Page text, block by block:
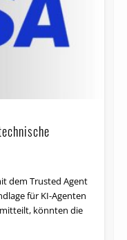
dem Trusted Agent
für KI-Agenten
könnten die